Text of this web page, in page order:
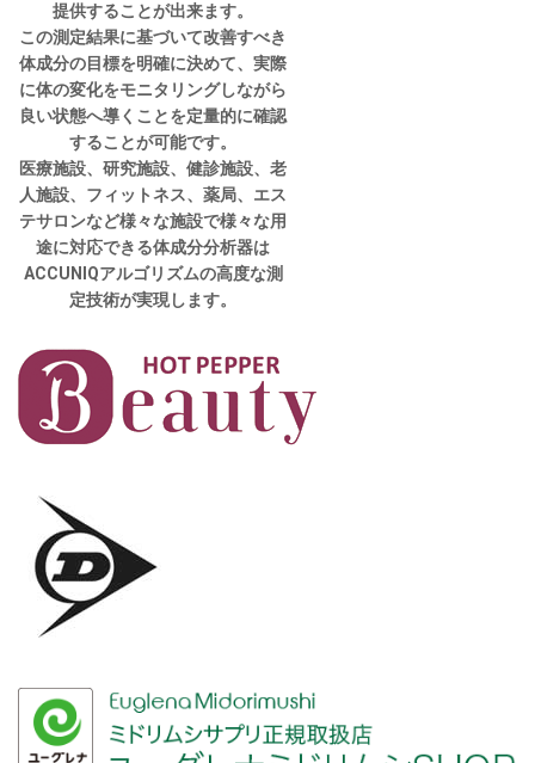
提供することが出来ます。
この測定結果に基づいて改善すべき
体成分の目標を明確に決めて、実際
に体の変化をモニタリングしながら
良い状態へ導くことを定量的に確認
することが可能です。
医療施設、研究施設、健診施設、老
人施設、フィットネス、薬局、エス
テサロンなど様々な施設で様々な用
途に対応できる体成分分析器は
ACCUNIQアルゴリズムの高度な測
定技術が実現します。